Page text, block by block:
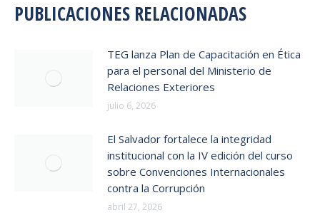
PUBLICACIONES RELACIONADAS
TEG lanza Plan de Capacitación en Ética
para el personal del Ministerio de
Relaciones Exteriores
julio 6, 2026
El Salvador fortalece la integridad
institucional con la IV edición del curso
sobre Convenciones Internacionales
contra la Corrupción
abril 27, 2026